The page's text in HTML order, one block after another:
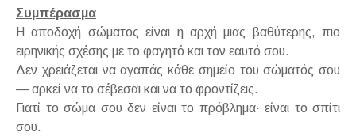
Συμπέρασμα
Η αποδοχή σώματος είναι η αρχή μιας βαθύτερης, πιο
ειρηνικής σχέσης με το φαγητό και τον εαυτό σου.
Δεν χρειάζεται να αγαπάς κάθε σημείο του σώματός σου
— αρκεί να το σέβεσαι και να το φροντίζεις.
Γιατί το σώμα σου δεν είναι το πρόβλημα· είναι το σπίτι
σου.